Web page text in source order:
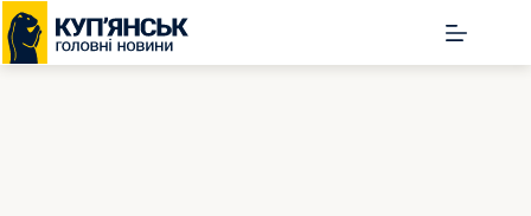
Перейти
до
вмісту